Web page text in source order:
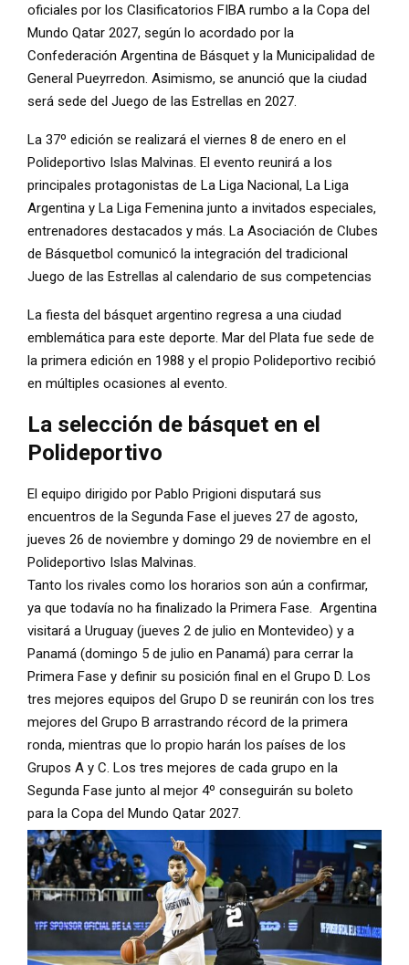
oficiales por los Clasificatorios FIBA rumbo a la Copa del
Mundo Qatar 2027, según lo acordado por la
Confederación Argentina de Básquet y la Municipalidad de
General Pueyrredon. Asimismo, se anunció que la ciudad
será sede del Juego de las Estrellas en 2027.
La 37º edición se realizará el viernes 8 de enero en el
Polideportivo Islas Malvinas. El evento reunirá a los
principales protagonistas de La Liga Nacional, La Liga
Argentina y La Liga Femenina junto a invitados especiales,
entrenadores destacados y más. La Asociación de Clubes
de Básquetbol comunicó la integración del tradicional
Juego de las Estrellas al calendario de sus competencias
La fiesta del básquet argentino regresa a una ciudad
emblemática para este deporte. Mar del Plata fue sede de
la primera edición en 1988 y el propio Polideportivo recibió
en múltiples ocasiones al evento.
La selección de básquet en el
Polideportivo
El equipo dirigido por Pablo Prigioni disputará sus
encuentros de la Segunda Fase el jueves 27 de agosto,
jueves 26 de noviembre y domingo 29 de noviembre en el
Polideportivo Islas Malvinas.
Tanto los rivales como los horarios son aún a confirmar,
ya que todavía no ha finalizado la Primera Fase. Argentina
visitará a Uruguay (jueves 2 de julio en Montevideo) y a
Panamá (domingo 5 de julio en Panamá) para cerrar la
Primera Fase y definir su posición final en el Grupo D. Los
tres mejores equipos del Grupo D se reunirán con los tres
mejores del Grupo B arrastrando récord de la primera
ronda, mientras que lo propio harán los países de los
Grupos A y C. Los tres mejores de cada grupo en la
Segunda Fase junto al mejor 4º conseguirán su boleto
para la Copa del Mundo Qatar 2027.